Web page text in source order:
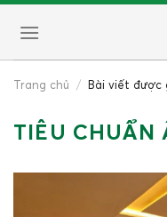
Trang chủ / Bài viết được
TIÊU CHUẨN